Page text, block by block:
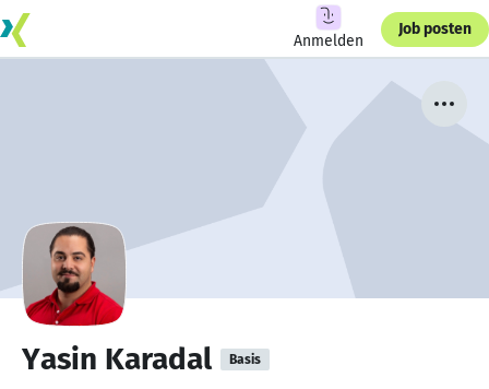
Anmelden
Job posten
Yasin Karadal Basis